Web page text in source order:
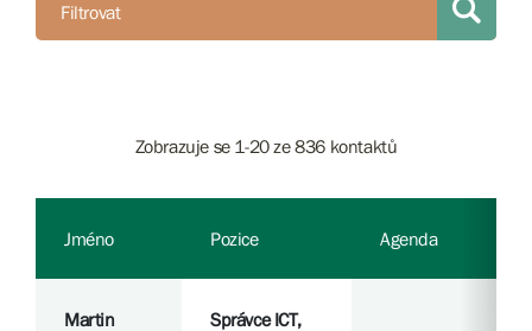
Filtrovat
Zobrazuje se 1-20 ze 836 kontaktů
Jméno Pozice Agenda
Martin
Správce ICT,